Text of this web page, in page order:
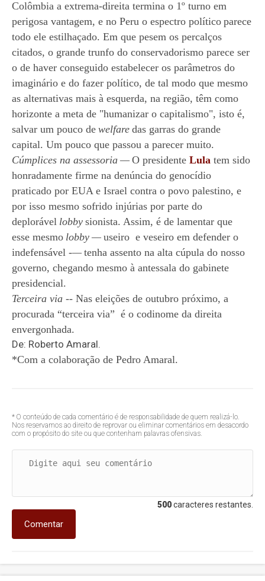
Colômbia a extrema-direita termina o 1º turno em
perigosa vantagem, e no Peru o espectro político parece
todo ele estilhaçado. Em que pesem os percalços
citados, o grande trunfo do conservadorismo parece ser
o de haver conseguido estabelecer os parâmetros do
imaginário e do fazer político, de tal modo que mesmo
as alternativas mais à esquerda, na região, têm como
horizonte a meta de "humanizar o capitalismo", isto é,
salvar um pouco de welfare das garras do grande
capital. Um pouco que passou a parecer muito.
Cúmplices na assessoria — O presidenteLula tem sido
honradamente firme na denúncia do genocídio
praticado por EUA e Israel contra o povo palestino, e
por isso mesmo sofrido injúrias por parte do
deplorável lobby sionista. Assim, é de lamentar que
esse mesmo lobby — useiro e veseiro em defender o
indefensável -— tenha assento na alta cúpula do nosso
governo, chegando mesmo à antessala do gabinete
presidencial.
Terceira via -- Nas eleições de outubro próximo, a
procurada “terceira via” é o codinome da direita
envergonhada.
De: Roberto Amaral.
*Com a colaboração de Pedro Amaral.
* O conteúdo de cada comentário é de responsabilidade de quem realizá-lo.
Nos reservamos ao direito de reprovar ou eliminar comentários em desacordo
com o propósito do site ou que contenham palavras ofensivas.
500caracteres restantes.
Comentar